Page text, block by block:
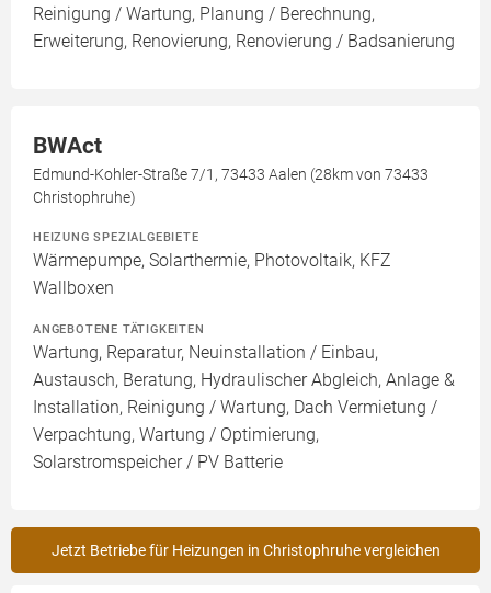
Reinigung / Wartung, Planung / Berechnung,
Erweiterung, Renovierung, Renovierung / Badsanierung
BWAct
Edmund-Kohler-Straße 7/1, 73433 Aalen (28km von 73433
Christophruhe)
HEIZUNG SPEZIALGEBIETE
Wärmepumpe, Solarthermie, Photovoltaik, KFZ
Wallboxen
ANGEBOTENE TÄTIGKEITEN
Wartung, Reparatur, Neuinstallation / Einbau,
Austausch, Beratung, Hydraulischer Abgleich, Anlage &
Installation, Reinigung / Wartung, Dach Vermietung /
Verpachtung, Wartung / Optimierung,
Solarstromspeicher / PV Batterie
Jetzt Betriebe für Heizungen in Christophruhe vergleichen